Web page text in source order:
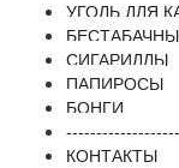
УГОЛЬ ДЛЯ
СИГАРИЛЛЫ
ПАПИРОСЫ
БОНГИ
КОНТАКТЫ